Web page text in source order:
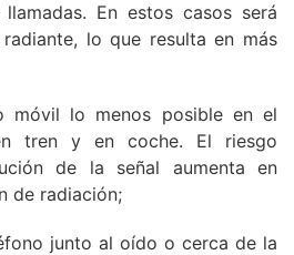
En estos casos será
lo que resulta en más
móvil lo menos posible en el
tren y en coche. El riesgo
de la señal aumenta en
de radiación;
junto al oído o cerca de la